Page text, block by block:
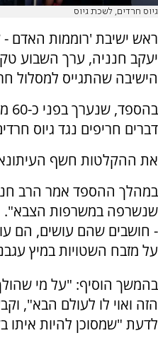
גיוס חרדים, לשכת גיוס
ראש ישיבת 'רוממות האדם -
יעקב חנניה, ערך השבוע
הישיבה שהתגייס למסלול
דברים חריפים נגד גיוס
את ההקלטות חשף
במהלך ההספד אמר הרב
שנשרפה במשרפות הצבא".
- חושבים שהם עושים, הם
על מזבח השטויות במיץ
בהמשך הוסיף: "על מי
הזה ואוי לו לעולם הבא",
לדעת "שמסוכן להיות איתו